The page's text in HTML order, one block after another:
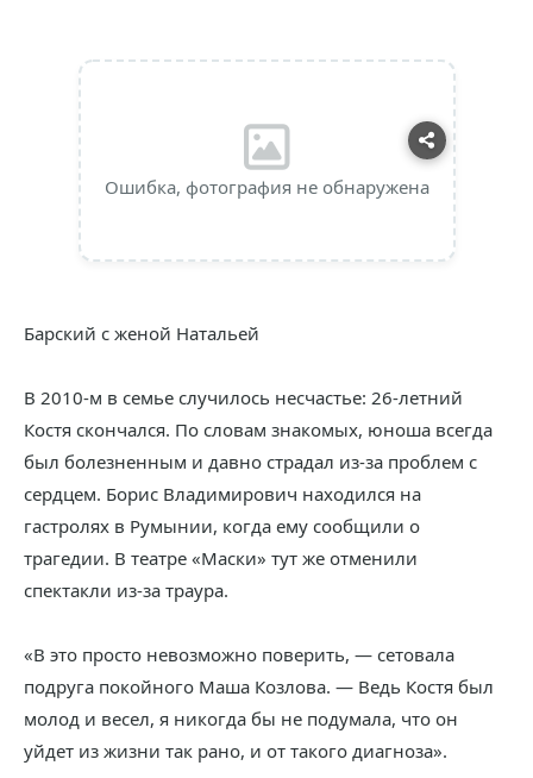
Ошибка, фотография не обнаружена
Барский с женой Натальей
В 2010-м в семье случилось несчастье: 26-летний
Костя скончался. По словам знакомых, юноша всегда
был болезненным и давно страдал из-за проблем с
сердцем. Борис Владимирович находился на
гастролях в Румынии, когда ему сообщили о
трагедии. В театре «Маски» тут же отменили
спектакли из-за траура.
«В это просто невозможно поверить, — сетовала
подруга покойного Маша Козлова. — Ведь Костя был
молод и весел, я никогда бы не подумала, что он
уйдет из жизни так рано, и от такого диагноза».